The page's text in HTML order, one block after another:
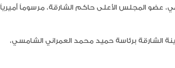
عضو المجلس الأعلى حاكم الشارقة، مرسوماً أميرياً
برئاسة حميد محمد العمراني الشامسي،